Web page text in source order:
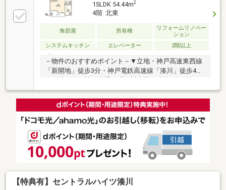
1SLDK 54.44m2
4階 北東
角部屋 所有権
リフォームリノベー
ション
システムキッチン
エレベーター 2階以上
－物件のおすすめポイント－▼立地・神戸高速東西線
「新開地」徒歩3分・神戸電鉄高速線「湊川」徒歩4
分・地下鉄西神・山手線「湊川公園」徒歩4分▼特
徴・納戸・全居室に収納有・LDKは約15.6帖の広さ・
お料理に集中しやすい壁付キッチン・窓付の納戸約4.4
帖は多用途に活用可能▼2026年6月室内リフォーム済
【交換】キッチン、UB、洗面化粧台、トイレ 等【張
環境・神鉄食彩館新開地店 徒歩3分(約170m)■ ご希望
の住まい探しをお手伝いします ━━━━━・・・物件
の詳細・ご相談はお気軽にお問い合わせください。
【特典有】セントラルハイツ湊川